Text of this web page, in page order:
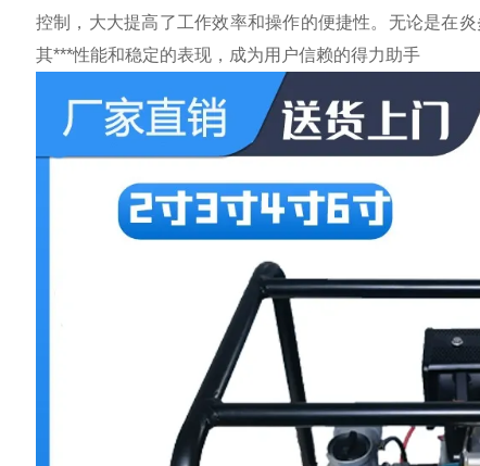
控制，大大提高了工作效率和操作的便捷性。无论是在
其***性能和稳定的表现，成为用户信赖的得力助手